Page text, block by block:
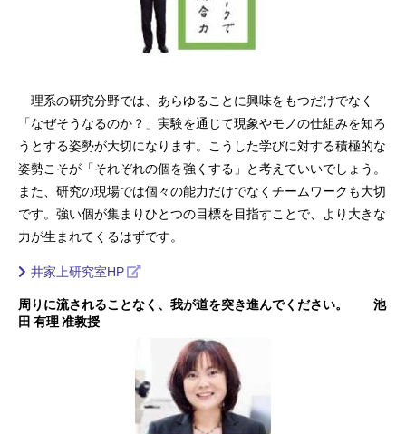
理系の研究分野では、あらゆることに興味をもつだけでなく
「なぜそうなるのか？」実験を通じて現象やモノの仕組みを知ろ
うとする姿勢が大切になります。こうした学びに対する積極的な
姿勢こそが「それぞれの個を強くする」と考えていいでしょう。
また、研究の現場では個々の能力だけでなくチームワークも大切
です。強い個が集まりひとつの目標を目指すことで、より大きな
力が生まれてくるはずです。
井家上研究室HP
周りに流されることなく、我が道を突き進んでください。 池
田 有理 准教授